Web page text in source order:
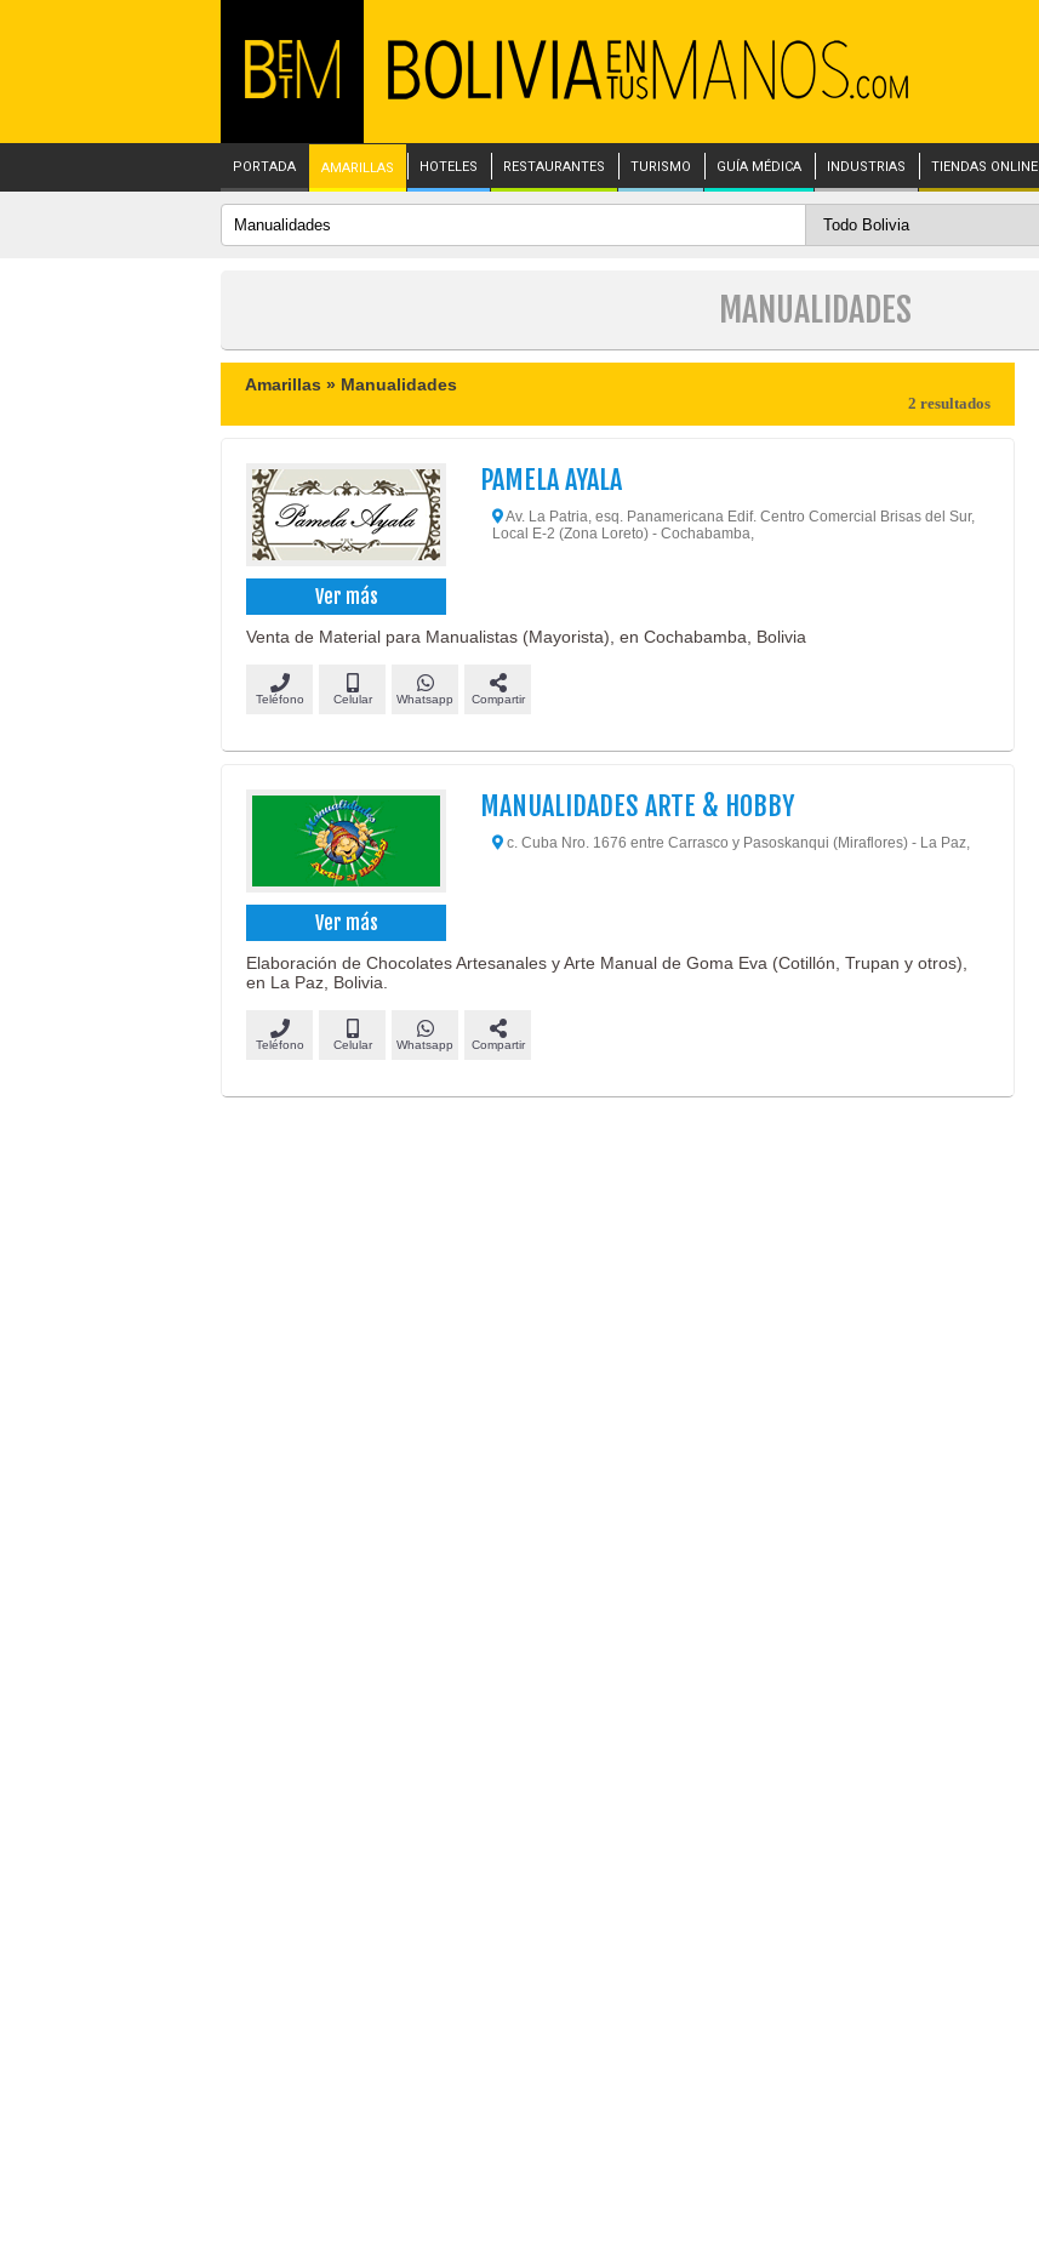
PORTADA AMARILLAS HOTELES RESTAURANTES TURISMO GUÍA MÉDICA INDUSTRIAS TIENDAS ONLINE
MANUALIDADES
Amarillas » Manualidades
2 resultados
Ver más
PAMELA AYALA
Av. La Patria, esq. Panamericana Edif. Centro Comercial Brisas del Sur,
Local E-2 (Zona Loreto) - Cochabamba,
Venta de Material para Manualistas (Mayorista), en Cochabamba, Bolivia
Teléfono Celular Whatsapp Compartir
Ver más
MANUALIDADES ARTE & HOBBY
c. Cuba Nro. 1676 entre Carrasco y Pasoskanqui (Miraflores) - La Paz,
Elaboración de Chocolates Artesanales y Arte Manual de Goma Eva (Cotillón, Trupan y otros),
en La Paz, Bolivia.
Teléfono Celular Whatsapp Compartir